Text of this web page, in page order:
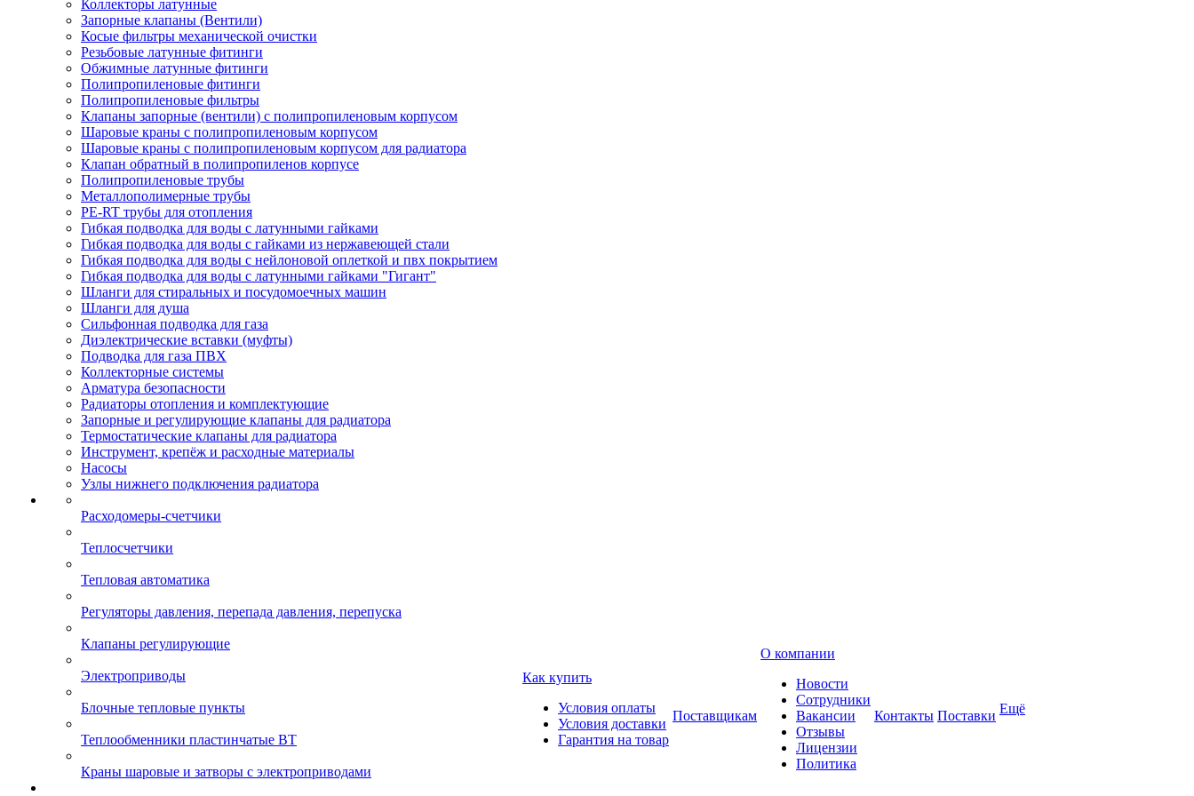
Коллекторы латунные
Запорные клапаны (Вентили)
Косые фильтры механической очистки
Резьбовые латунные фитинги
Обжимные латунные фитинги
Полипропиленовые фитинги
Полипропиленовые фильтры
Клапаны запорные (вентили) с полипропиленовым корпусом
Шаровые краны с полипропиленовым корпусом
Шаровые краны с полипропиленовым корпусом для радиатора
Клапан обратный в полипропиленов корпусе
Полипропиленовые трубы
Металлополимерные трубы
PE-RT трубы для отопления
Гибкая подводка для воды с латунными гайками
Гибкая подводка для воды с гайками из нержавеющей стали
Гибкая подводка для воды с нейлоновой оплеткой и пвх покрытием
Гибкая подводка для воды с латунными гайками "Гигант"
Шланги для стиральных и посудомоечных машин
Шланги для душа
Сильфонная подводка для газа
Диэлектрические вставки (муфты)
Подводка для газа ПВХ
Коллекторные системы
Арматура безопасности
Радиаторы отопления и комплектующие
Запорные и регулирующие клапаны для радиатора
Термостатические клапаны для радиатора
Инструмент, крепёж и расходные материалы
Насосы
Узлы нижнего подключения радиатора
Расходомеры-счетчики
Теплосчетчики
Тепловая автоматика
Регуляторы давления, перепада давления, перепуска
Клапаны регулирующие
Электроприводы
Блочные тепловые пункты
Теплообменники пластинчатые ВТ
Краны шаровые и затворы с электроприводами
Как купить
Условия оплаты
Условия доставки
Гарантия на товар
Поставщикам
О компании
Новости
Сотрудники
Вакансии
Отзывы
Лицензии
Политика
Контакты Поставки Ещё